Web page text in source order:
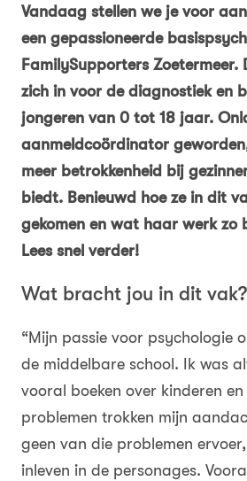
Vandaag stellen we je voor
een gepassioneerde
FamilySupporters Zoetermeer.
zich in voor de diagnostiek en
jongeren van 0 tot 18 jaar.
aanmeldcoördinator
meer betrokkenheid bij
biedt. Benieuwd hoe ze in dit
gekomen en wat haar werk zo
Lees snel verder!
Wat bracht jou in dit vak?
“Mijn passie voor psychologie
de middelbare school. Ik was
vooral boeken over kinderen
problemen trokken mijn
geen van die problemen
inleven in de personages.